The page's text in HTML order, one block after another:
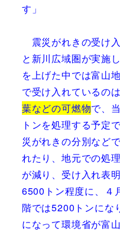
す」
震災がれきの受け
と新川広域圏が実施
を上げた中では富山
で受け入れているのは
葉などの可燃物で、
トンを処理する予定
災がれきの分別など
れたり、地元での処
が減り、受け入れ表
6500トン程度に、４
階では5200トンにな
になって環境省が富